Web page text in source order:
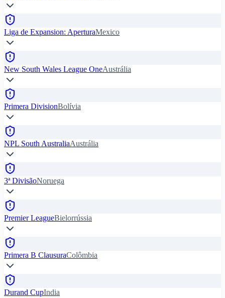
Liga de Expansion: AperturaMexico
New South Wales League OneAustrália
Primera DivisionBolívia
NPL South AustraliaAustrália
3ª DivisãoNoruega
Premier LeagueBielorrússia
Primera B ClausuraColômbia
Durand CupIndia